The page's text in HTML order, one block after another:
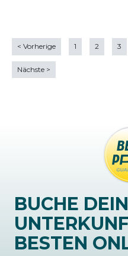
< Vorherige 1 2 3
Nächste >
BUCHE
BESTEN